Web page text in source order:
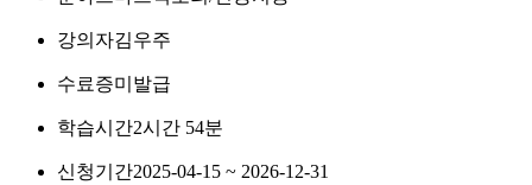
강의자김우주
수료증미발급
학습시간2시간 54분
신청기간2025-04-15 ~ 2026-12-31